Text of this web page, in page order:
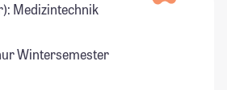
Medizintechnik
Wintersemester